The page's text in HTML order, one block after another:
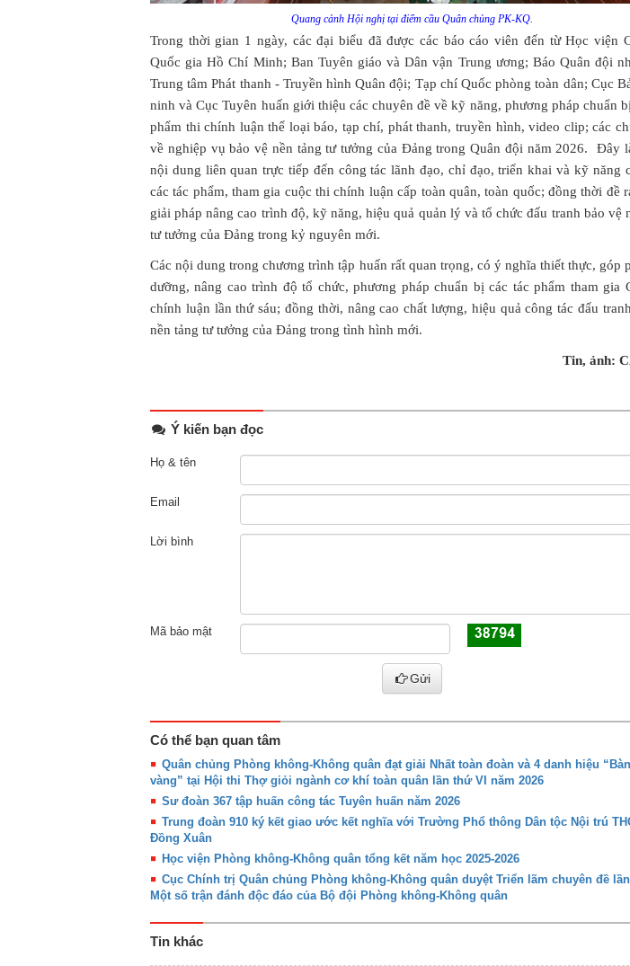
Quang cảnh Hội nghị tại điểm cầu Quân chủng PK-KQ.
Trong thời gian 1 ngày, các đại biểu đã được các báo cáo viên đến từ Học viện
Quốc gia Hồ Chí Minh; Ban Tuyên giáo và Dân vận Trung ương; Báo Quân đội
Trung tâm Phát thanh - Truyền hình Quân đội; Tạp chí Quốc phòng toàn dân; Cục
ninh và Cục Tuyên huấn giới thiệu các chuyên đề về kỹ năng, phương pháp chuẩn
phẩm thi chính luận thể loại báo, tạp chí, phát thanh, truyền hình, video clip; các
về nghiệp vụ bảo vệ nền tảng tư tưởng của Đảng trong Quân đội năm 2026. Đây
nội dung liên quan trực tiếp đến công tác lãnh đạo, chỉ đạo, triển khai và kỹ năng
các tác phẩm, tham gia cuộc thi chính luận cấp toàn quân, toàn quốc; đồng thời đề
giải pháp nâng cao trình độ, kỹ năng, hiệu quả quản lý và tổ chức đấu tranh bảo vệ
tư tưởng của Đảng trong kỷ nguyên mới.
Các nội dung trong chương trình tập huấn rất quan trọng, có ý nghĩa thiết thực, góp
dưỡng, nâng cao trình độ tổ chức, phương pháp chuẩn bị các tác phẩm tham gia
chính luận lần thứ sáu; đồng thời, nâng cao chất lượng, hiệu quả công tác đấu
nền tảng tư tưởng của Đảng trong tình hình mới.
Tin, ảnh:
Ý kiến bạn đọc
Họ & tên
Email
Lời bình
Mã bảo mật
Gửi
Có thể bạn quan tâm
Quân chủng Phòng không-Không quân đạt giải Nhất toàn đoàn và 4 danh hiệu
vàng” tại Hội thi Thợ giỏi ngành cơ khí toàn quân lần thứ VI năm 2026
Sư đoàn 367 tập huấn công tác Tuyên huấn năm 2026
Trung đoàn 910 ký kết giao ước kết nghĩa với Trường Phổ thông Dân tộc Nội trú
Đồng Xuân
Học viện Phòng không-Không quân tổng kết năm học 2025-2026
Cục Chính trị Quân chủng Phòng không-Không quân duyệt Triển lãm chuyên đề
Một số trận đánh độc đáo của Bộ đội Phòng không-Không quân
Tin khác